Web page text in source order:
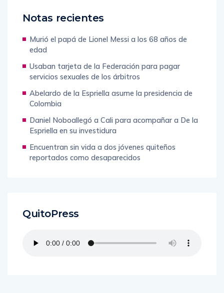
Notas recientes
Murió el papá de Lionel Messi a los 68 años de
edad
Usaban tarjeta de la Federación para pagar
servicios sexuales de los árbitros
Abelardo de la Espriella asume la presidencia de
Colombia
Daniel Noboallegó a Cali para acompañar a De la
Espriella en su investidura
Encuentran sin vida a dos jóvenes quiteños
reportados como desaparecidos
QuitoPress